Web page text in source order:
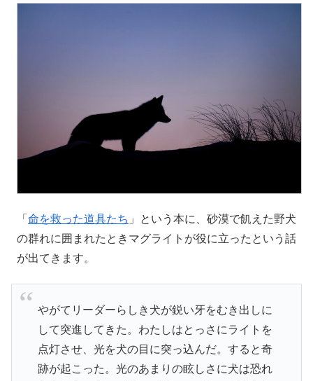
「 命を救った道具たち 」という本に、砂漠で飢えた野犬
の群れに囲まれたときマグライトが役に立ったという話
が出てきます。
やがてリーダーらしき犬が鋭い牙をむき出しに
して突進してきた。わたしはとっさにライトを
点灯させ、光を犬の目に突っ込んだ。すると奇
跡が起こった。光のあまりの眩しさに犬は恐れ